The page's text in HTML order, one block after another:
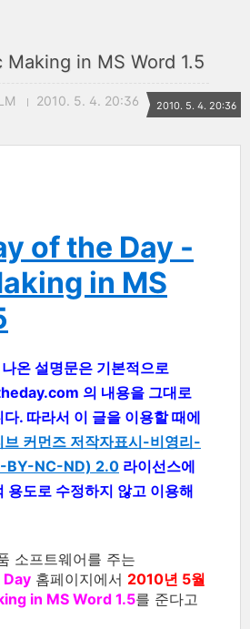
in MS Word 1.5
2010. 5. 4. 20:36 2010. 5. 4. 20:36
of the Day -
in MS
온 설명문은 기본적으로
의 내용을 그대로
. 따라서 이 글을 이용할 때에
브 커먼즈 저작자표시-비영리-
BY-NC-ND) 2.0 라이선스에
용도로 수정하지 않고 이용해
소프트웨어를 주는
홈페이지에서 2010년 5월
in MS Word 1.5를 준다고